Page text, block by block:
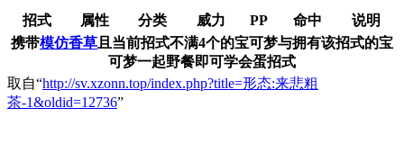
招式 属性 分类 威力 PP 命中
说明
携带模仿香草 且当前招式不满4个的宝可梦与拥有该招式的宝
可梦一起野餐即可学会蛋招式
取自“http://sv.xzonn.top/index.php?title=形态:来悲粗
茶-1&oldid=12736”